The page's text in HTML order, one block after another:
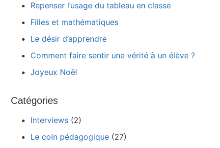
Repenser l’usage du tableau en classe
Filles et mathématiques
Le désir d’apprendre
Comment faire sentir une vérité à un élève ?
Joyeux Noël
Catégories
Interviews (2)
Le coin pédagogique (27)